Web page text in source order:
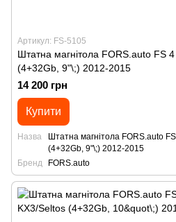
Артикул: FS-5105
Штатна магнітола FORS.auto FS
(4+32Gb, 9"\;) 2012-2015
14 200 грн
Купити
Назва
Штатна магнітола FORS.auto
(4+32Gb, 9"\;) 2012-2015
Бренд
FORS.auto